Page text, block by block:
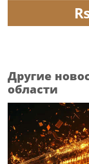
Другие
области